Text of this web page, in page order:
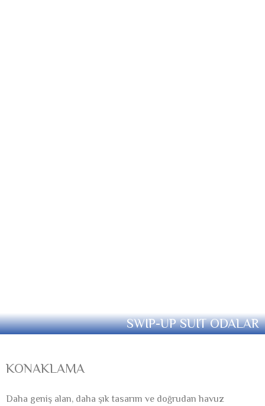
SWIP-UP SUIT ODALAR
KONAKLAMA
Daha geniş alan, daha şık tasarım ve doğrudan havuz